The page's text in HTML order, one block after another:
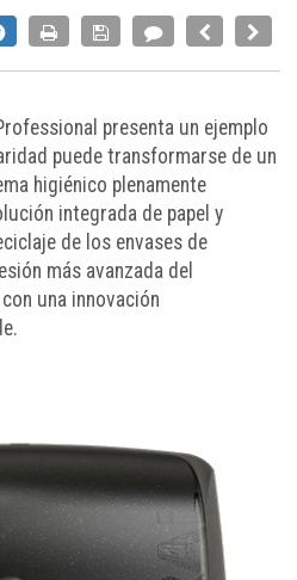
presenta un ejemplo
puede transformarse de un
higiénico plenamente
integrada de papel y
de los envases de
más avanzada del
una innovación